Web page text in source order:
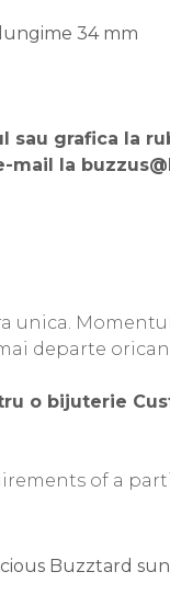
34 mm
sau grafica la
mail la
unica.
departe
o bijuterie
of a
Buzztard